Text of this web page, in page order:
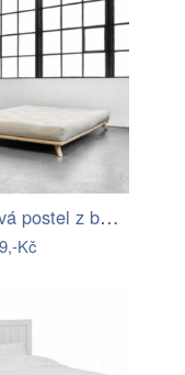
Dvoulůžková postel z borovicového dřeva…
Kč